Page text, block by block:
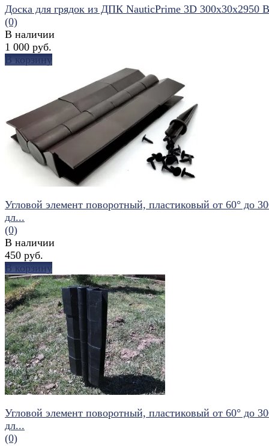
избранное сравнить
Доска для грядок из ДПК NauticPrime 3D 300х30х2950
(0)
В наличии
1 000 руб.
В корзину
избранное сравнить
Угловой элемент поворотный, пластиковый от 60° до
дл...
(0)
В наличии
450 руб.
В корзину
Угловой элемент поворотный, пластиковый от 60° до
дл...
(0)